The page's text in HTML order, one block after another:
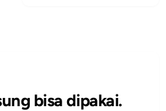
bisa dipakai.